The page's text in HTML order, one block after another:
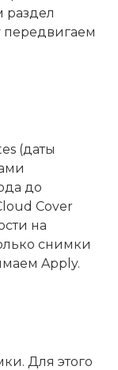
раздел
передвигаем
(даты
до
Cover
на
снимки
Apply.
Для этого